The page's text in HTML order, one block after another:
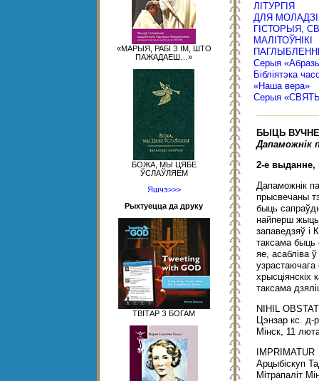
«МАРЫЯ, РАБІ З ІМ, ШТО
ПАЖАДАЕШ…»
БОЖА, МЫ ЦЯБЕ
ЎСЛАЎЛЯЕМ
Яшчэ>>>
Рыхтуецца да друку
ТВІТАР З БОГАМ
ЛІТУРГІЯ
ДЛЯ МОЛАДЗІ
ГІСТОРЫЯ,
МАЛІТОЎНІКІ
Серыя
Бібліятэка
«Наша вера»
Серыя
БЫЦЬ
Дапаможнік
2-е выданне,
Дапаможнік
прысвечаны
быць
найперш
запаведзяў і
таксама быць
яе, асабліва
хрысціянскіх
таксама
NIHIL OBSTAT
Цэнзар кс. д-
Мінск, 11
IMPRIMATUR
Арцыбіскуп
Мітрапаліт